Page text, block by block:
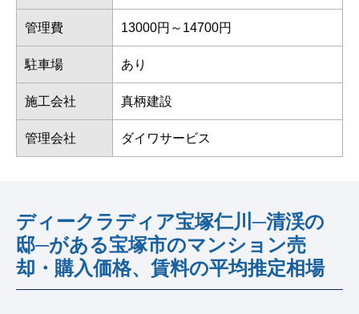
管理費 13000円～14700円
駐車場 あり
施工会社 真柄建設
管理会社 ダイワサービス
ディークラディア宝塚仁川─清渓の
邸─がある宝塚市のマンション売
却・購入価格、賃料の平均推定相場